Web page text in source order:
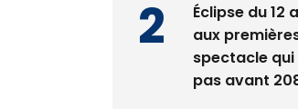
Éclipse du 12
aux
spectacle
pas avant